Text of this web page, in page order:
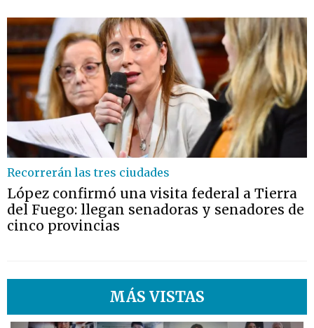
Recorrerán las tres ciudades
López confirmó una visita federal a Tierra
del Fuego: llegan senadoras y senadores de
cinco provincias
MÁS VISTAS